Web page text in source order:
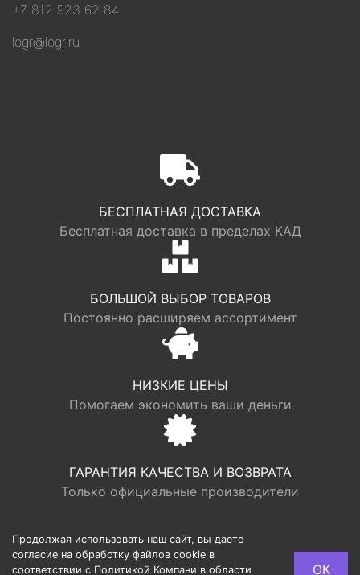
+7 812 923 62 84
logr@logr.ru
БЕСПЛАТНАЯ ДОСТАВКА
Бесплатная доставка в пределах КАД
БОЛЬШОЙ ВЫБОР ТОВАРОВ
Постоянно расширяем ассортимент
НИЗКИЕ ЦЕНЫ
Помогаем экономить ваши деньги
ГАРАНТИЯ КАЧЕСТВА И ВОЗВРАТА
Только официальные производители
© LOGR | ООО “ФАБРИК ХАУС”, ОГРН 1117746193949,
Продолжая использовать наш сайт, вы даете
согласие на обработку файлов cookie в
соответствии с Политикой Компани в области
ОК